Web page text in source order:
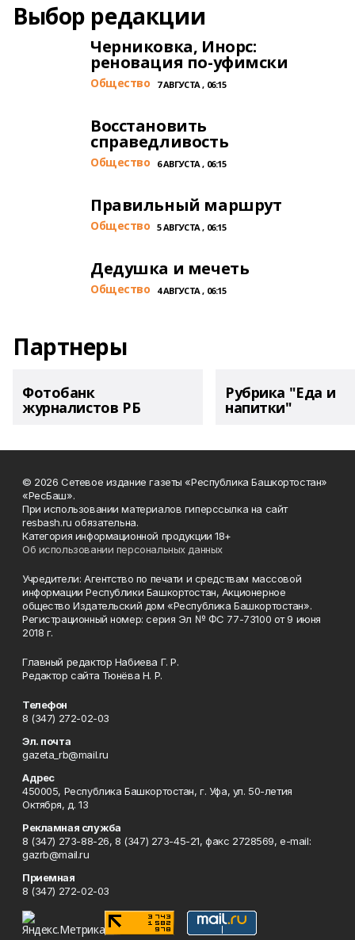
Выбор редакции
Черниковка, Инорс:
реновация по-уфимски
Общество 7 АВГУСТА , 06:15
Восстановить
справедливость
Общество 6 АВГУСТА , 06:15
Правильный маршрут
Общество 5 АВГУСТА , 06:15
Дедушка и мечеть
Общество 4 АВГУСТА , 06:15
Партнеры
Фотобанк
журналистов РБ
Рубрика "Еда и
напитки"
© 2026 Сетевое издание газеты «Республика Башкортостан»
«РесБаш».
При использовании материалов гиперссылка на сайт
resbash.ru обязательна.
Категория информационной продукции 18+
Об использовании персональных данных
Учредители: Агентство по печати и средствам массовой
информации Республики Башкортостан, Акционерное
общество Издательский дом «Республика Башкортостан».
Регистрационный номер: серия Эл № ФС 77-73100 от 9 июня
2018 г.
Главный редактор Набиева Г. Р.
Редактор сайта Тюнёва Н. Р.
Телефон
8 (347) 272-02-03
Эл. почта
gazeta_rb@mail.ru
Адрес
450005, Республика Башкортостан, г. Уфа, ул. 50-летия
Октября, д. 13
Рекламная служба
8 (347) 273-88-26, 8 (347) 273-45-21, факс 2728569, e-mail:
gazrb@mail.ru
Приемная
8 (347) 272-02-03